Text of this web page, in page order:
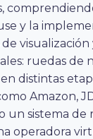
y la
visualización
ruedas de
distintas
Amazon,
un sistema
operadora